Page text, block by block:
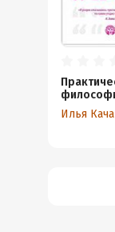
жизни.
Илья